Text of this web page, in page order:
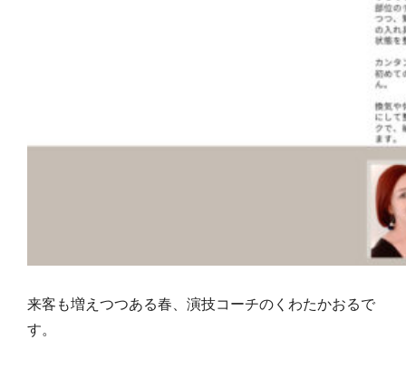
来客も増えつつある春、演技コーチのくわたかおるで
す。